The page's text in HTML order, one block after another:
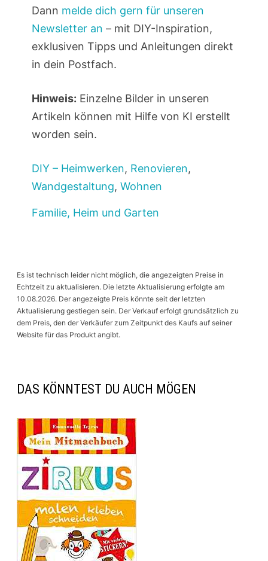
Dann melde dich gern für unseren
Newsletter an – mit DIY-Inspiration,
exklusiven Tipps und Anleitungen direkt
in dein Postfach.
Hinweis: Einzelne Bilder in unseren
Artikeln können mit Hilfe von KI erstellt
worden sein.
DIY – Heimwerken, Renovieren,
Wandgestaltung, Wohnen
Familie, Heim und Garten
Es ist technisch leider nicht möglich, die angezeigten Preise in
Echtzeit zu aktualisieren. Die letzte Aktualisierung erfolgte am
10.08.2026. Der angezeigte Preis könnte seit der letzten
Aktualisierung gestiegen sein. Der Verkauf erfolgt grundsätzlich zu
dem Preis, den der Verkäufer zum Zeitpunkt des Kaufs auf seiner
Website für das Produkt angibt.
DAS KÖNNTEST DU AUCH MÖGEN